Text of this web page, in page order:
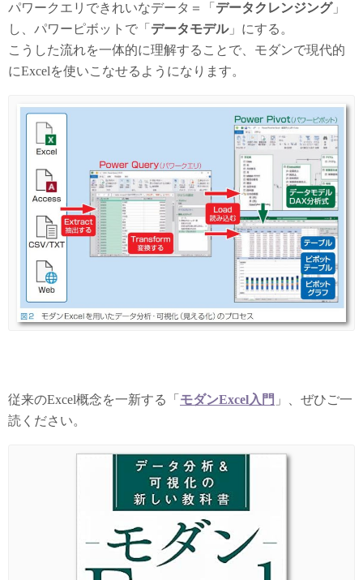
パワークエリできれいなデータ＝「 データクレンジング」
し、パワーピボットで「 データモデル」にする。
こうした流れを一体的に理解することで、モダンで現代的
にExcelを使いこなせるようになります。
従来のExcel概念を一新する「 モダンExcel入門 」、ぜひご一
読ください。